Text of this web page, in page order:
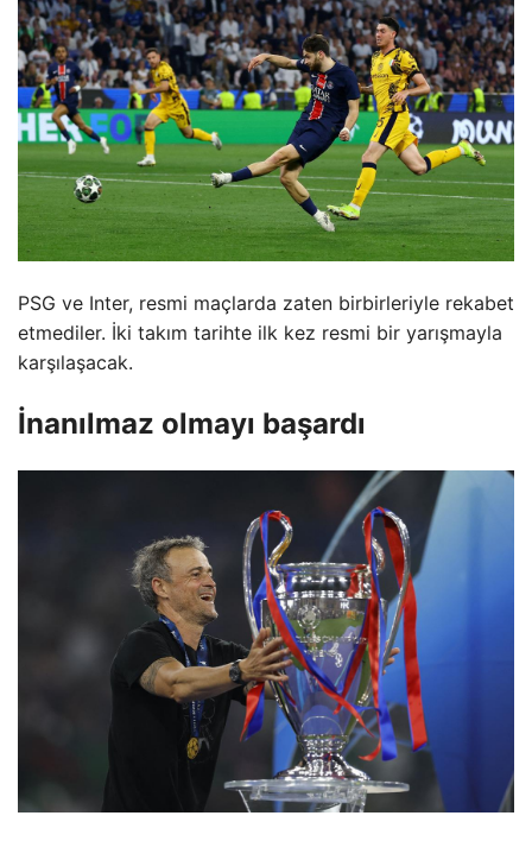
PSG ve Inter, resmi maçlarda zaten birbirleriyle rekabet
etmediler. İki takım tarihte ilk kez resmi bir yarışmayla
karşılaşacak.
İnanılmaz olmayı başardı